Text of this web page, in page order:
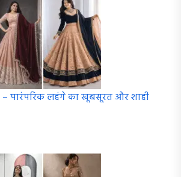
– पारंपरिक लहंगे का खूबसूरत और शाही